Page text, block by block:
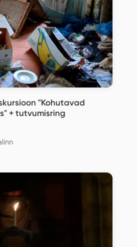
"Kohutavad
+ tutvumisring